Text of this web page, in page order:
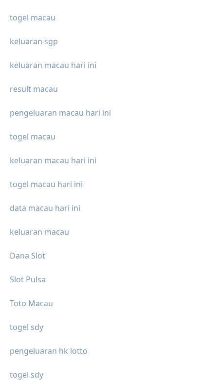
togel macau
keluaran sgp
keluaran macau hari ini
result macau
pengeluaran macau hari ini
togel macau
keluaran macau hari ini
togel macau hari ini
data macau hari ini
keluaran macau
Dana Slot
Slot Pulsa
Toto Macau
togel sdy
pengeluaran hk lotto
togel sdy